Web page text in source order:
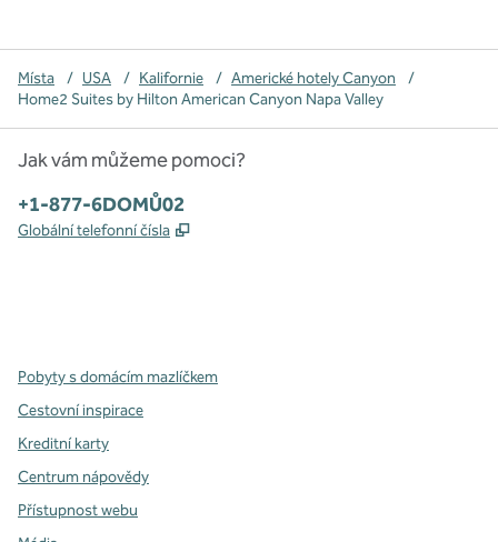
Místa / USA / Kalifornie / Americké hotely Canyon
/
Home2 Suites by Hilton American Canyon Napa Valley
Jak vám můžeme pomoci?
Telefon:
+1-877-6DOMŮ02
Globální telefonní čísla ,
Pobyty s domácím mazlíčkem
Cestovní inspirace
Kreditní karty
Centrum nápovědy
Přístupnost webu